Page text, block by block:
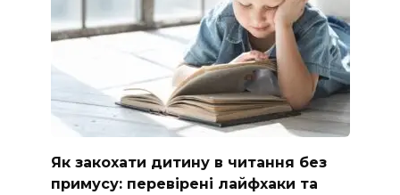
Як закохати дитину в читання без
примусу: перевірені лайфхаки та